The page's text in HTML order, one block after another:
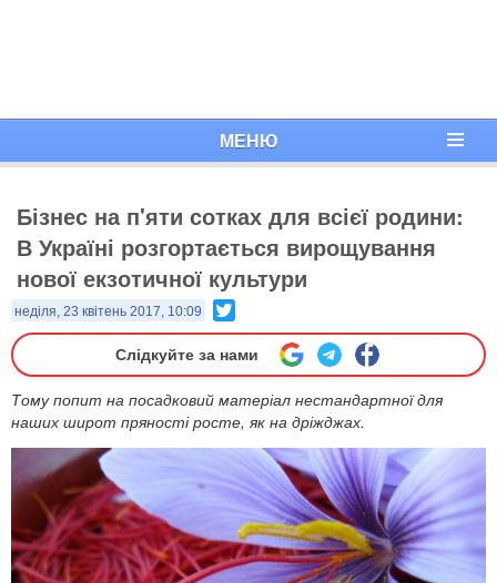
МЕНЮ
Бізнес на п'яти сотках для всієї родини:
В Україні розгортається вирощування
нової екзотичної культури
неділя, 23 квітень 2017, 10:09
Слідкуйте за нами
Тому попит на посадковий матеріал нестандартної для
наших широт пряності росте, як на дріжджах.